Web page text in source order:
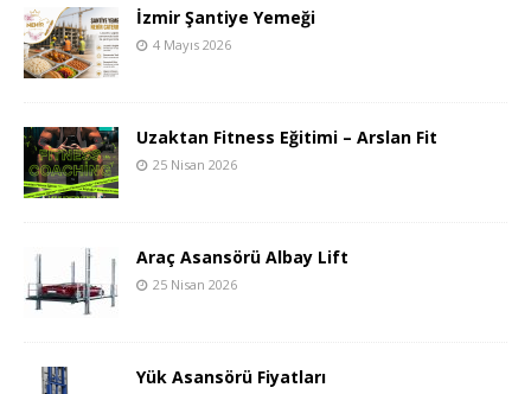
İzmir Şantiye Yemeği
4 Mayıs 2026
Uzaktan Fitness Eğitimi – Arslan Fit
25 Nisan 2026
Araç Asansörü Albay Lift
25 Nisan 2026
Yük Asansörü Fiyatları